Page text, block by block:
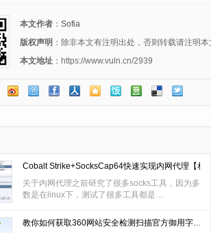
本文作者 ： Sofia
版权声明 ：除非本文有注明出处，否则转载请注明
本文地址 ：https://www.vuln.cn/2939
Cobalt Strike+SocksCap64快速实现内网代理【相
关于内网代理之前研究了很多socks工具，因为多
数是在linux下，测试了很多工具都是…
教你如何获取360网站安全检测扫描官方御用字…